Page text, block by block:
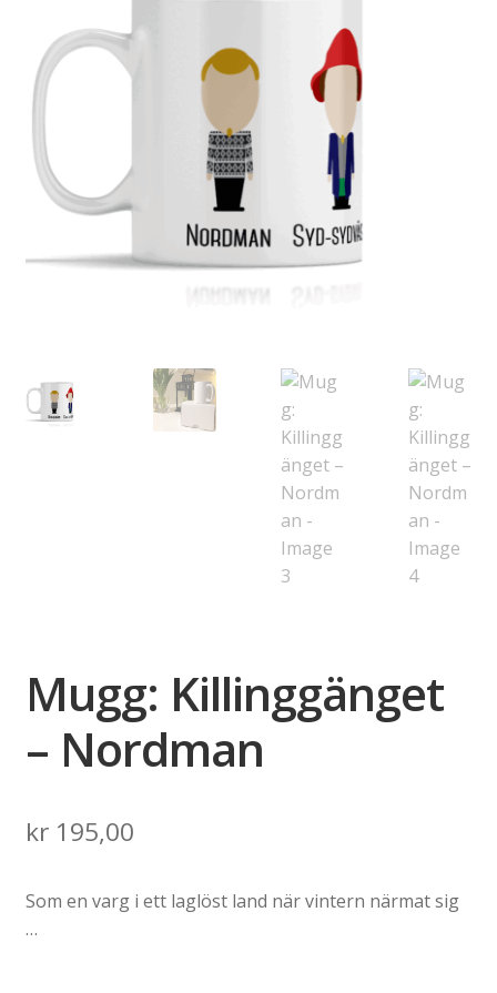
Mugg: Killinggänget
– Nordman
kr195,00
Som en varg i ett laglöst land när vintern närmat sig
…